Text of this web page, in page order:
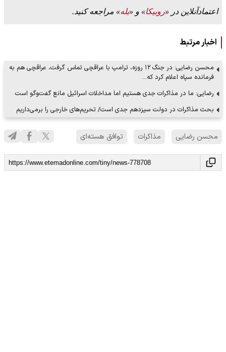
اعتمادآنلاین در «روبیکا» و «بله» مراجعه کنید.
اخبار مرتبط
محسن رضایی: در جنگ ۱۲ روزه، ترامپ با عراقچی تماس گرفت، عراقچی هم به
فرمانده سپاه اعلام کرد که…
رضایی: ما در مذاکرات جدی هستیم اما مداخلات اسرائیل مانع گفت‌وگو است
بحث مذاکرات در دولت سیزدهم جدی است/ تحریم‌های خارجی را برمی‌داریم
محسن رضایی مذاکرات توافق هسته‌ای